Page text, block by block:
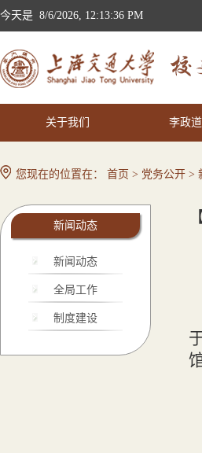
今天是 8/6/2026, 12:13:37 PM
关于我们 李政
您现在的位置在： 首页 > 党务公开 >
新闻动态
新闻动态
全局工作
制度建设